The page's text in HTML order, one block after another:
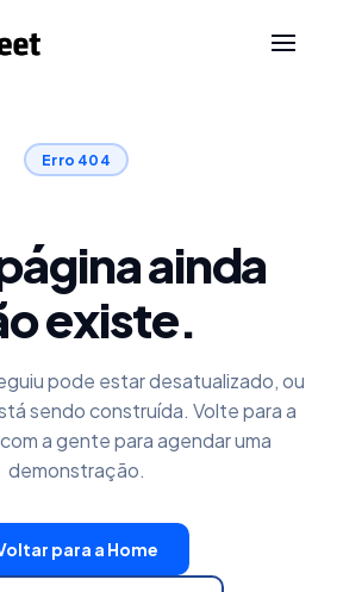
Erro 404
ainda
existe.
pode estar desatualizado, ou
sendo construída. Volte para a
a gente para agendar uma
demonstração.
para a Home